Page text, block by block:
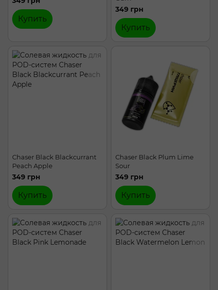
Купить
349 грн
Купить
Chaser Black Blackcurrant
Peach Apple
349 грн
Купить
Chaser Black Plum Lime
Sour
349 грн
Купить